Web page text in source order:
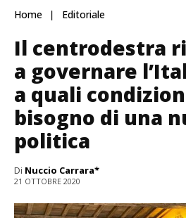
Home Editoriale
Il centrodestra
a governare
a quali
bisogno di una
politica
Di Nuccio Carrara*
21 OTTOBRE 2020